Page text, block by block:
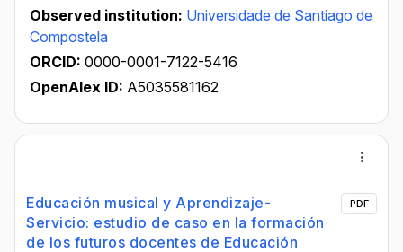
Observed institution: Universidade de Santiago de
Compostela
ORCID: 0000-0001-7122-5416
OpenAlex ID: A5035581162
Educación musical y Aprendizaje-
Servicio: estudio de caso en la formación
de los futuros docentes de Educación
PDF